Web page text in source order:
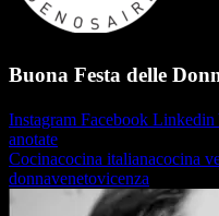
Buona Festa delle
Instagram Facebook Linkedin
anotate
Cocinacocina italianacocina
donnavenetovicenza